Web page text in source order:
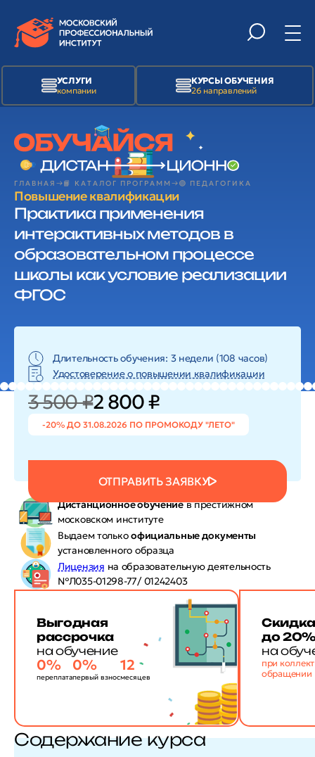
УСЛУГИ
компании
КУРСЫ ОБУЧЕНИЯ
26 направлений
ГЛАВНАЯ 📙 КАТАЛОГ ПРОГРАММ 🟢 ПЕДАГОГИКА
Повышение квалификации
Практика применения
интерактивных методов в
образовательном процессе
школы как условие реализации
ФГОС
Длительность обучения: 3 недели (108 часов)
Удостоверение о повышении квалификации
3 500 ₽2 800 ₽
-20% ДО 31.08.2026 ПО ПРОМОКОДУ "ЛЕТО"
ОТПРАВИТЬ ЗАЯВКУ
Дистанционное обучениев престижном
московском институте
Выдаем толькоофициальные документы
установленного образца
Лицензия на образовательную деятельность
№Л035-01298-77/ 01242403
Выгодная
рассрочка
на обучение
0%
переплата
0%
первый взнос
12
месяцев
до
на
при
обращении
Содержание курса